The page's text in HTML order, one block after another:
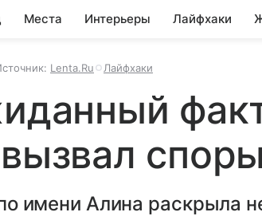
Места Интерьеры Лайфхаки
Lenta.Ru Лайфхаки
имени Алина раскрыла